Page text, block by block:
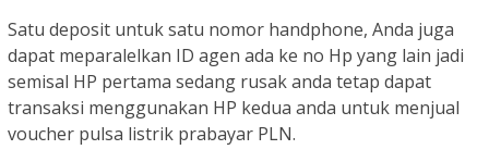
Satu deposit untuk satu nomor handphone, Anda juga
dapat meparalelkan ID agen ada ke no Hp yang lain jadi
semisal HP pertama sedang rusak anda tetap dapat
transaksi menggunakan HP kedua anda untuk menjual
voucher pulsa listrik prabayar PLN.